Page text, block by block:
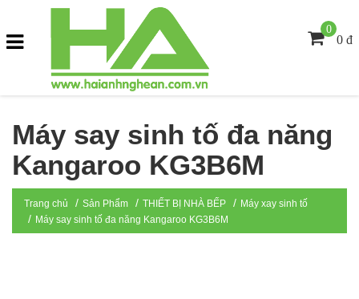
0
0 đ
Máy say sinh tố đa năng
Kangaroo KG3B6M
Trang chủ Sản Phẩm THIẾT BỊ NHÀ BẾP
Máy xay sinh tố
Máy say sinh tố đa năng Kangaroo KG3B6M